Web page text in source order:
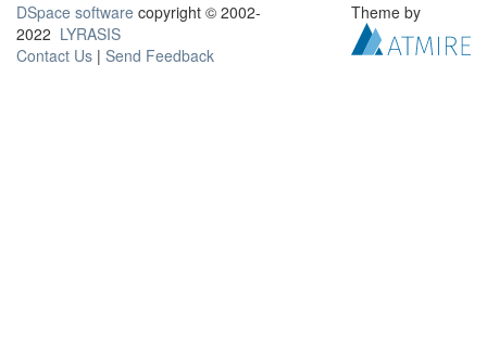
DSpace software copyright © 2002-
2022 LYRASIS
Contact Us | Send Feedback
Theme by